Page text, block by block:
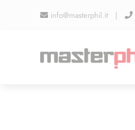
info@masterphil.it |